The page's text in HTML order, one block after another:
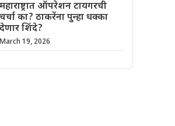
ऑपरेशन टायगरची
चर्चा का? ठाकरेंना पुन्हा धक्का
शिंदे?
March 19, 2026